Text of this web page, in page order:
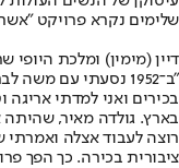
שלימים נקרא פרויקט
דיין (מימין) ומלכת היופי שרה טל,
"ב־1952 נסעתי עם
בכירים ואני למדתי
בארץ. גולדה מאיר,
רוצה לעבוד אצלה
ציבורית בכירה. כך הפך